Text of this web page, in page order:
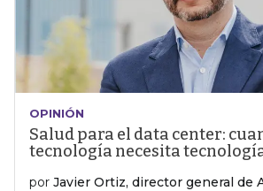
OPINIÓN
Salud para el data center:
tecnología necesita
por Javier Ortiz, director general de